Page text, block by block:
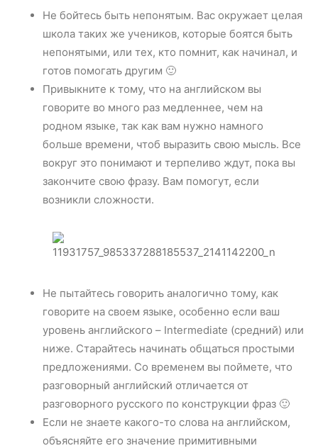
Не бойтесь быть непонятым. Вас окружает целая
школа таких же учеников, которые боятся быть
непонятыми, или тех, кто помнит, как начинал, и
готов помогать другим 🙂
Привыкните к тому, что на английском вы
говорите во много раз медленнее, чем на
родном языке, так как вам нужно намного
больше времени, чтоб выразить свою мысль. Все
вокруг это понимают и терпеливо ждут, пока вы
закончите свою фразу. Вам помогут, если
возникли сложности.
Не пытайтесь говорить аналогично тому, как
говорите на своем языке, особенно если ваш
уровень английского – Intermediate (средний) или
ниже. Старайтесь начинать общаться простыми
предложениями. Со временем вы поймете, что
разговорный английский отличается от
разговорного русского по конструкции фраз 🙂
Если не знаете какого-то слова на английском,
объясняйте его значение примитивными